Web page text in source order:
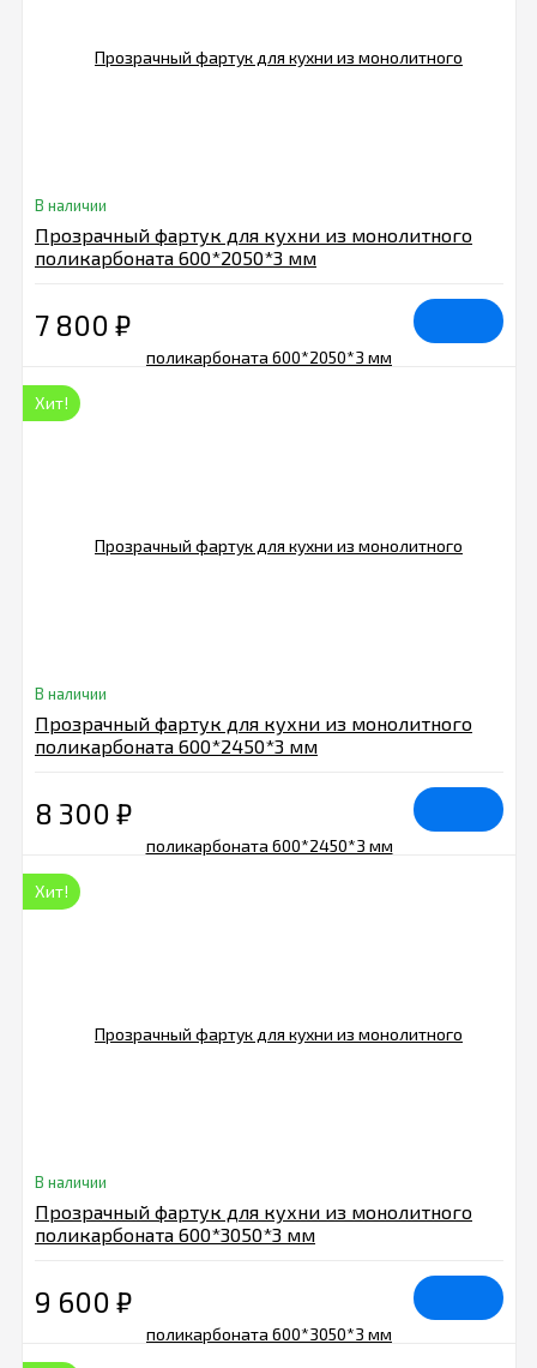
В наличии
Прозрачный фартук для кухни из монолитного
поликарбоната 600*2050*3 мм
7 800 ₽
Хит!
В наличии
Прозрачный фартук для кухни из монолитного
поликарбоната 600*2450*3 мм
8 300 ₽
Хит!
В наличии
Прозрачный фартук для кухни из монолитного
поликарбоната 600*3050*3 мм
9 600 ₽